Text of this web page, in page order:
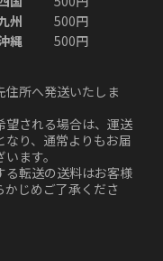
州
500円
縄
500円
住所へ発送いたしま
望される場合は、運送
り、通常よりもお届
ます。
る転送の送料はお客様
かじめご了承くださ